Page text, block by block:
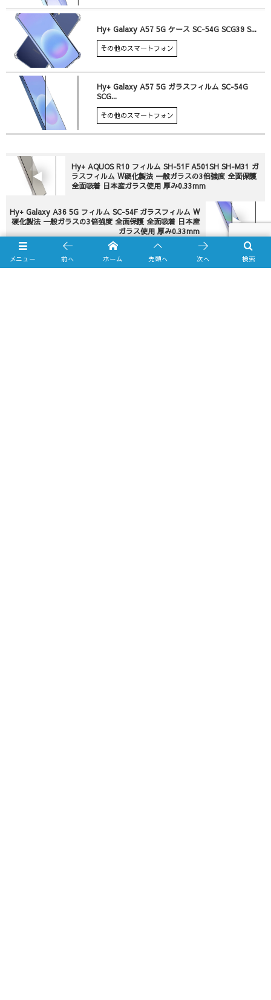
Hy+ Galaxy A57 5G ケース SC-54G SCG39 S...
その他のスマートフォン
Hy+ Galaxy A57 5G ガラスフィルム SC-54G
SCG...
その他のスマートフォン
Hy+ AQUOS R10 フィルム SH-51F A501SH SH-M31 ガ
ラスフィルム W硬化製法 一般ガラスの3倍強度 全面保護
全面吸着 日本産ガラス使用 厚み0.33mm
Hy+ Galaxy A36 5G フィルム SC-54F ガラスフィルム W
硬化製法 一般ガラスの3倍強度 全面保護 全面吸着 日本産
ガラス使用 厚み0.33mm
メニュー 検索
前へ ホーム 先頭へ 次へ